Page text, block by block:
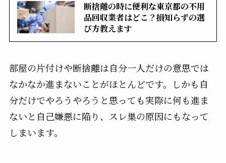
断捨離の時に便利な東京都の不用
品回収業者はどこ？損知らずの選
び方教えます
部屋の片付けや断捨離は自分一人だけの意思では
なかなか進まないことがほとんどです。しかも自
分だけでやろうやろうと思っても実際に何も進ま
ないと自己嫌悪に陥り、スレ巣の原因にもなって
しまいます。